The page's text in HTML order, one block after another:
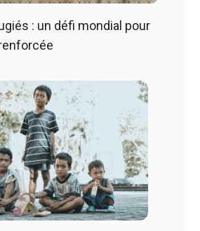
: un défi mondial pour